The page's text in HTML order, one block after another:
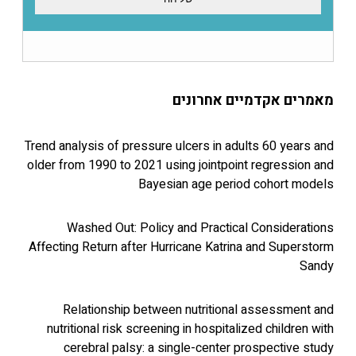
אקדמיים אחרונים
Trend analysis of pressure ulcers in adults 60
older from 1990 to 2021 using jointpoint
Bayesian age period
Washed Out: Policy and Practical
Affecting Return after Hurricane Katrina and
Relationship between nutritional
nutritional risk screening in hospitalized
cerebral palsy: a single-center